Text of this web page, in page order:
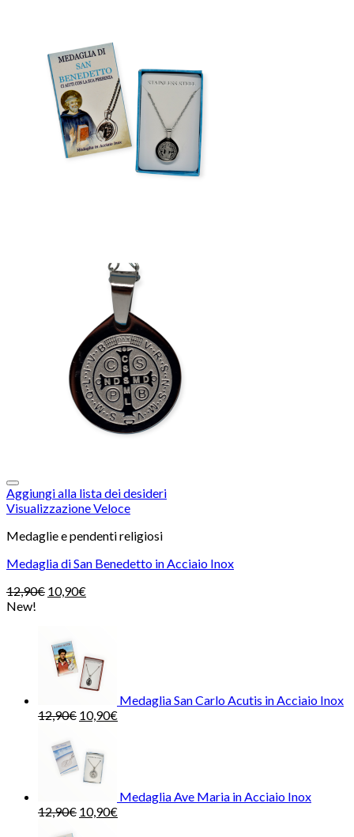
Aggiungi alla lista dei desideri
Visualizzazione Veloce
Medaglie e pendenti religiosi
Medaglia di San Benedetto in Acciaio Inox
12,90€ 10,90€
New!
Medaglia San Carlo Acutis in Acciaio Inox
12,90€ 10,90€
Medaglia Ave Maria in Acciaio Inox
12,90€ 10,90€